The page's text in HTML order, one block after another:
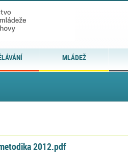
MLÁDEŽ
2012.pdf